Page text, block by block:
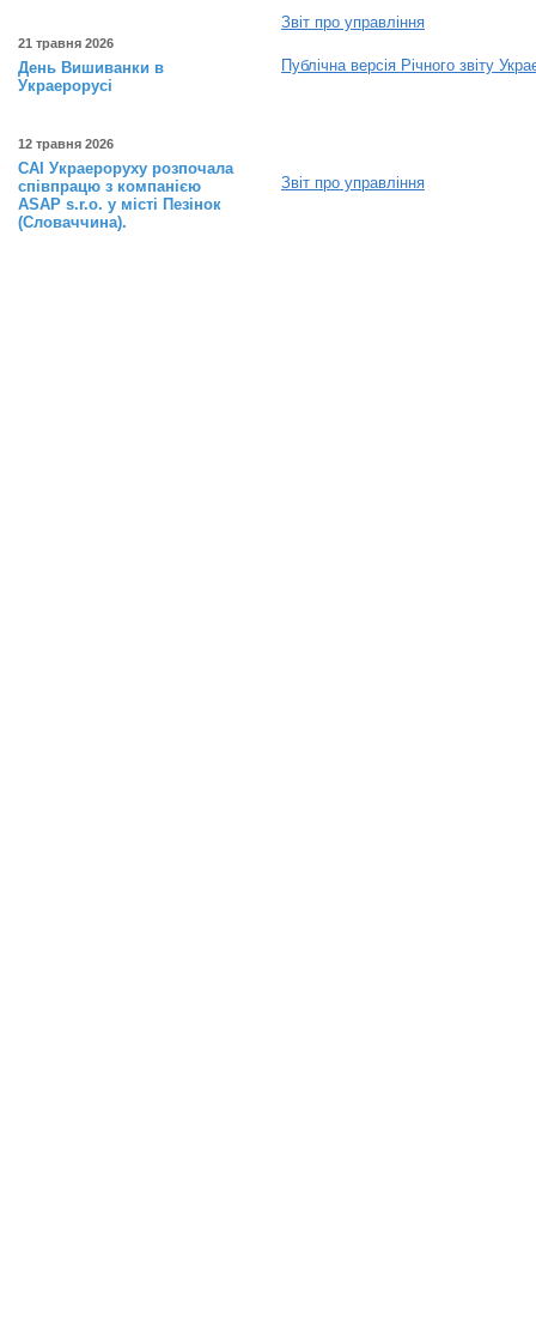
21 травня 2026
День Вишиванки в
Украерорусі
12 травня 2026
САІ Украероруху розпочала
співпрацю з компанією
ASAP s.r.o. у місті Пезінок
(Словаччина).
Звіт про управління
Публічна версія Річного звіту
Звіт про управління